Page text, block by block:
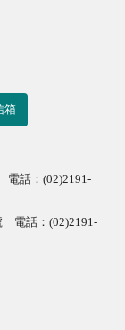
箱
電話：(02)2191-
電話：(02)2191-